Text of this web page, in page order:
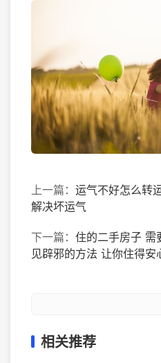
上一篇： 运气不好怎么转
解决坏运气
下一篇： 住的二手房子 需
见辟邪的方法 让你住得安
相关推荐